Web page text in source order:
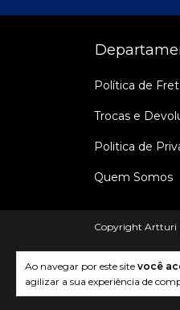
Ao navegar por este site você
agilizar a sua experiência de
Política de
Trocas e
Politica de
Quem Somos
Copyright Artturi